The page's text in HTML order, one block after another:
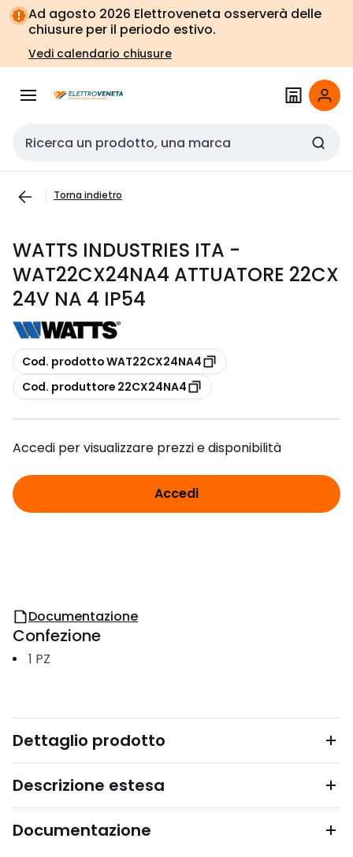
Vai alla
navigazione
Vai
alla
pagina
Ad agosto 2026 Elettroveneta osserverà delle
chiusure per il periodo estivo.
Vedi calendario chiusure
Cerca input
Torna indietro
WATTS INDUSTRIES ITA -
WAT22CX24NA4 ATTUATORE 22CX
24V NA 4 IP54
copia
Cod. prodotto WAT22CX24NA4
copia
Cod. produttore 22CX24NA4
Accedi per visualizzare prezzi e disponibilità
Accedi
Documentazione
Confezione
1 PZ
Dettaglio prodotto
Descrizione estesa
Documentazione